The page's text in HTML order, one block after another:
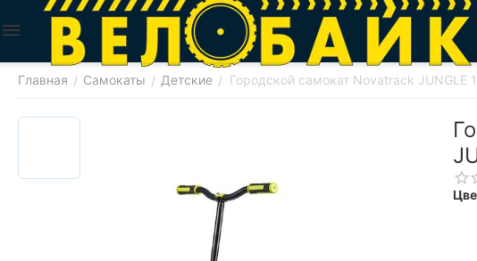
Главная / Самокаты / Детские / Городской самокат Novatrack JUNGLE